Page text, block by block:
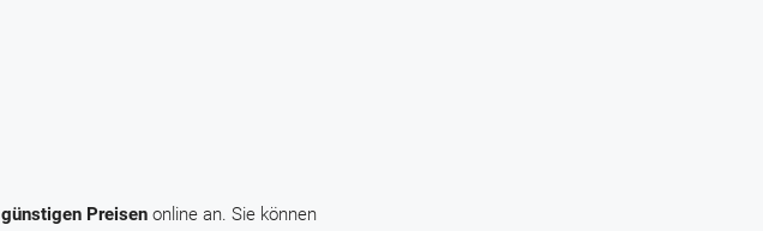
günstigen Preisen online an. Sie können